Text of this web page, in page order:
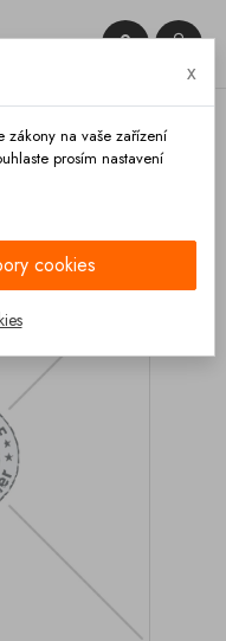


x
zákony na vaše zařízení
prosím nastavení
cookies